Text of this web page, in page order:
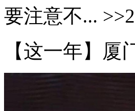
要注意不...
【这一年】